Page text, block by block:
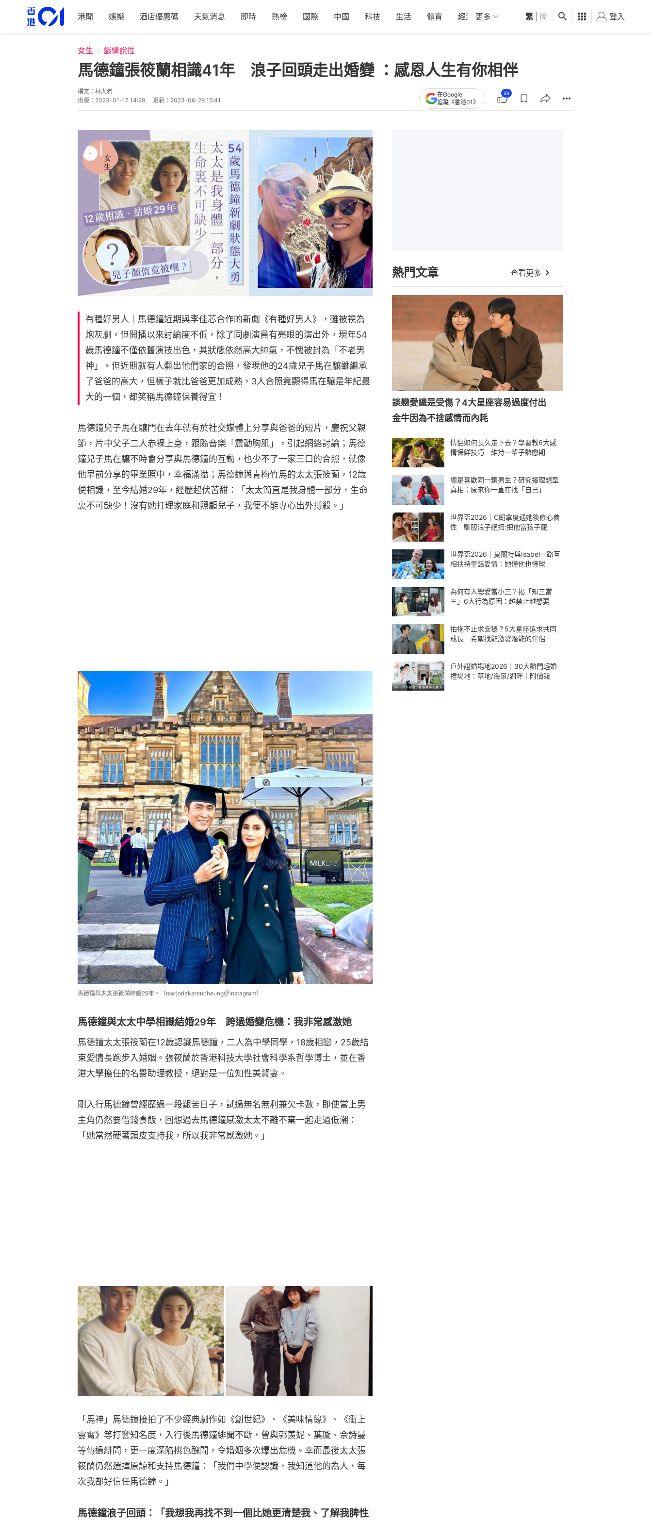
港聞 娛樂 酒店優惠碼 天氣消息 即時 熱榜 國際 中國 科技 生活 體育 經濟 01深圳 觀點 健康 好食玩飛
更多 繁 简 登入
女生 談情說性
馬德鐘張筱蘭相識41年 浪子回頭走出婚變 ：感恩人生有你相伴
撰文： 林珈希
出版： 2023-01-17 14:29 更新： 2023-06-29 15:41
在Google
追蹤《香港01》
49
有種好男人｜馬德鐘近期與李佳芯合作的新劇《有種好男人》，雖被視為
炮灰劇，但開播以來討論度不低，除了同劇演員有亮眼的演出外，現年54
歲馬德鐘不僅依舊演技出色，其狀態依然高大帥氣，不愧被封為「不老男
神」。但近期就有人翻出他們家的合照，發現他的24歲兒子馬在驤雖繼承
了爸爸的高大，但樣子就比爸爸更加成熟，3人合照竟顯得馬在驤是年紀最
大的一個，都笑稱馬德鐘保養得宜！
馬德鐘兒子馬在驤門在去年就有於社交媒體上分享與爸爸的短片，慶祝父親
節，片中父子二人赤裸上身，跟隨音樂「震動胸肌」，引起網絡討論；馬德
鐘兒子馬在驤不時會分享與馬德鐘的互動，也少不了一家三口的合照，就像
他早前分享的畢業照中，幸福滿溢；馬德鐘與青梅竹馬的太太張筱蘭，12歲
便相識，至今結婚29年，經歷起伏苦甜：「太太簡直是我身體一部分，生命
裏不可缺少！沒有她打理家庭和照顧兒子，我便不能專心出外搏殺。」
馬德鐘與太太張筱蘭結婚29年。（marjoriekarencheung＠instagram）
馬德鐘與太太中學相識結婚29年 跨過婚變危機：我非常感激她
馬德鐘太太張筱蘭在12歲認識馬德鐘，二人為中學同學，18歲相戀，25歲結
束愛情長跑步入婚姻。張筱蘭於香港科技大學社會科學系哲學博士，並在香
港大學擔任的名譽助理教授，絕對是一位知性美賢妻。
剛入行馬德鐘曾經歷過一段艱苦日子，試過無名無利兼欠卡數，即使當上男
主角仍然要借錢食飯，回想過去馬德鐘感激太太不離不棄一起走過低潮：
「她當然硬著頭皮支持我，所以我非常感激她。」
「馬神」馬德鐘接拍了不少經典劇作如《創世紀》、《美味情緣》、《衝上
雲霄》等打響知名度，入行後馬德鐘緋聞不斷，曾與郭羨妮、葉璇、佘詩曼
等傳過緋聞，更一度深陷桃色醜聞，令婚姻多次爆出危機。幸而最後太太張
筱蘭仍然選擇原諒和支持馬德鐘：「我們中學便認識，我知道他的為人，每
次我都好信任馬德鐘。」
馬德鐘浪子回頭：「我想我再找不到一個比她更清楚我、了解我脾性
熱門文章 查看更多
談戀愛總是受傷？4大星座容易過度付出
金牛因為不捨感情而內耗
情侶如何長久走下去？學習教6大感
情保鮮技巧 維持一輩子熱戀期
總是喜歡同一類男生？研究揭理想型
真相：原來你一直在找「自己」
世界盃2026｜C朗拿度遇她後修心養
性 馴服浪子絕招:把他當孩子寵
世界盃2026｜夏蘭特與Isabel一路互
相扶持童話愛情：她懂他也懂球
為何有人總愛當小三？揭「知三當
三」6大行為原因：越禁止越想要
拍拖不止求安穩？5大星座追求共同
成長 希望找能激發潛能的伴侶
戶外證婚場地2026｜30大熱門輕婚
禮場地：草地/海景/湖畔｜附價錢